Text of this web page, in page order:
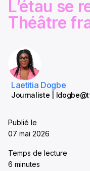
L’étau se
Théâtre
Laetitia Dogbe
Journaliste |
Publié le
07 mai 2026
Temps de lecture
6 minutes